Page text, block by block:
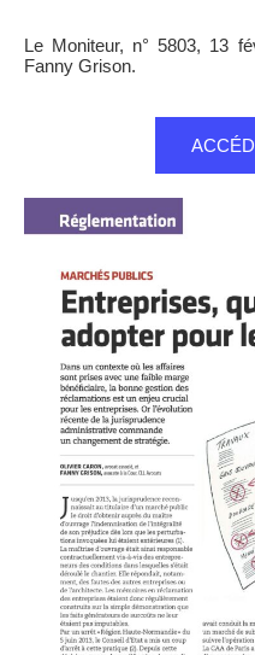
Le Moniteur, n° 5803, 13
Fanny Grison.